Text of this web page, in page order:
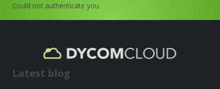
Could not authenticate you.
Latest blog